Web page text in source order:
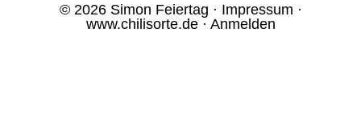
© 2026 Simon Feiertag · Impressum ·
www.chilisorte.de· Anmelden